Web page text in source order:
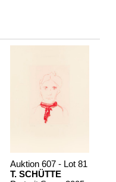
Auktion 607 - Lot 81
T. SCHÜTTE